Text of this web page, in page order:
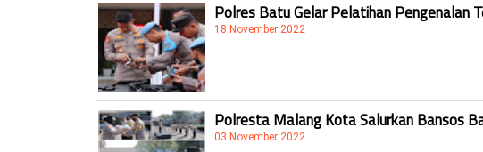
Polres Batu Gelar Pelatihan Pengenalan
18 November 2022
Polresta Malang Kota Salurkan Bansos
03 November 2022